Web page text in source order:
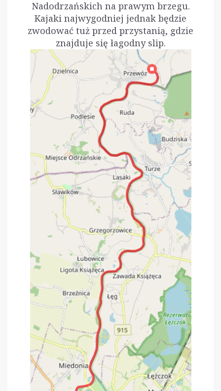
Nadodrzańskich na prawym brzegu.
Kajaki najwygodniej jednak będzie
zwodować tuż przed przystanią, gdzie
znajduje się łagodny slip.